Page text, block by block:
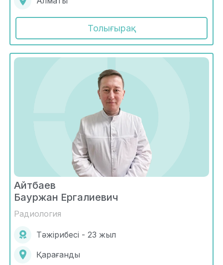
Толығырақ
Айтбаев
Бауржан Ергалиевич
Радиология
Тәжірибесі - 23 жыл
Қарағанды